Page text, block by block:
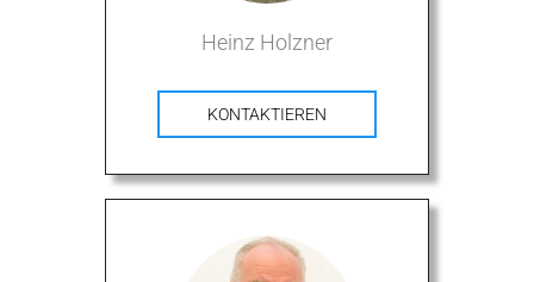
Heinz Holzner
KONTAKTIEREN